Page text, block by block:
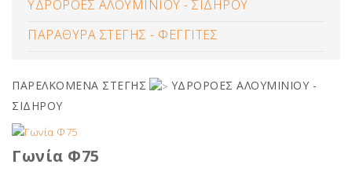
ΥΔΡΟΡΟΕΣ ΑΛΟΥΜΙΝΙΟΥ - ΣΙΔΗΡΟΥ
ΠΑΡΑΘΥΡΑ ΣΤΕΓΗΣ - ΦΕΓΓΙΤΕΣ
ΠΑΡΕΛΚΟΜΕΝΑ ΣΤΕΓΗΣ
ΥΔΡΟΡΟΕΣ ΑΛΟΥΜΙΝΙΟΥ -
ΣΙΔΗΡΟΥ
Γωνία Φ75